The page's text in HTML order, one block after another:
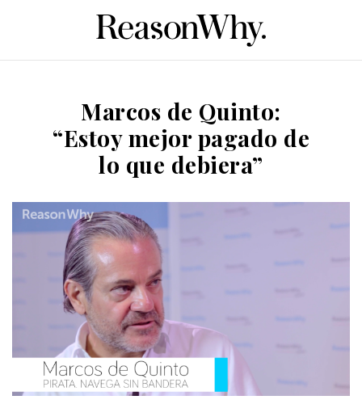
Marcos de Quinto:
“Estoy mejor pagado de
lo que debiera”